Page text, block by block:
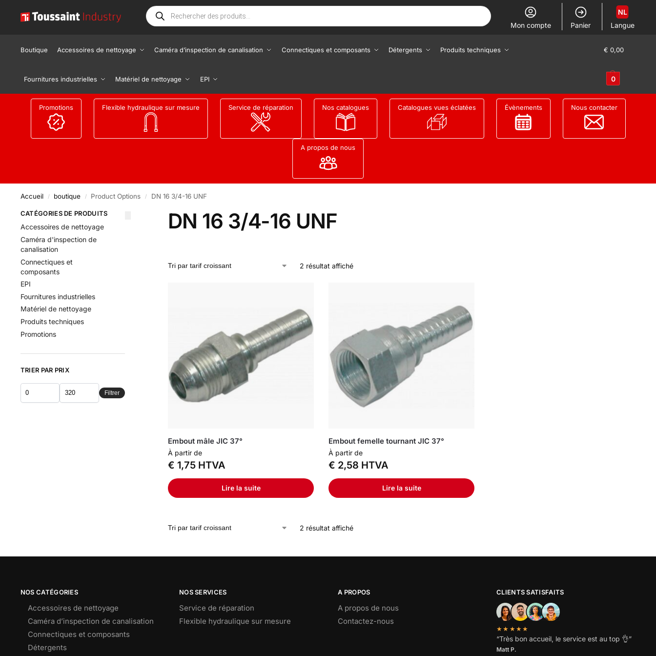
Mon compte Panier Langue
NL
Boutique Accessoires de nettoyage Caméra d’inspection de canalisation Connectiques et composants Détergents Produits techniques
Fournitures industrielles Matériel de nettoyage EPI
€ 0,00
0
Promotions Flexible hydraulique sur mesure Service de réparation Nos catalogues Catalogues vues éclatées Évènements Nous contacter
A propos de nous
Accueil / boutique / Product Options / DN 16 3/4-16 UNF
DN 16 3/4-16 UNF
2 résultat affiché
Embout mâle JIC 37°
À partir de
€ 1,75 HTVA
Lire la suite
Embout femelle tournant JIC 37°
À partir de
€ 2,58 HTVA
Lire la suite
2 résultat affiché
CATÉGORIES DE PRODUITS
Accessoires de nettoyage
Caméra d'inspection de
canalisation
Connectiques et
composants
EPI
Fournitures industrielles
Matériel de nettoyage
Produits techniques
Promotions
TRIER PAR PRIX
Filtrer
NOS CATÉGORIES
Accessoires de nettoyage
Caméra d’inspection de canalisation
Connectiques et composants
Détergents
NOS SERVICES
Service de réparation
Flexible hydraulique sur mesure
A PROPOS
A propos de nous
Contactez-nous
CLIENTS SATISFAITS
★★★★★
“Très bon accueil, le service est au top 👌”
Matt P.